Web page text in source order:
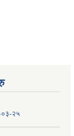
०३-२५